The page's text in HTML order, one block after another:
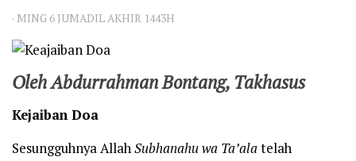
· MING 6 JUMADIL AKHIR 1443H
Oleh Abdurrahman Bontang, Takhasus
Kejaiban Doa
Sesungguhnya AllahSubhanahu wa Ta’alatelah